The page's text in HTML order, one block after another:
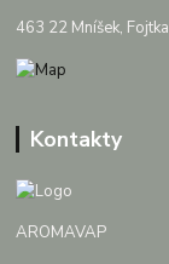
463 22 Mníšek, Fojtka
Kontakty
AROMAVAP